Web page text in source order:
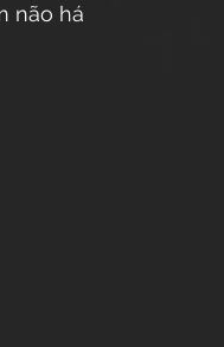
não há